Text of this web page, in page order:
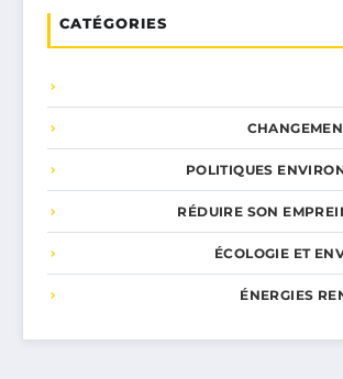
CATÉGORIES
POLITIQUES
RÉDUIRE SON
ÉCOLOGIE ET
ÉNERGIES